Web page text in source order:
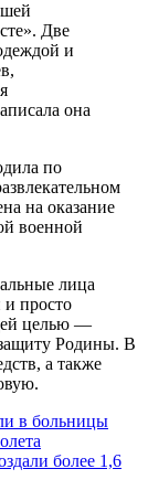
Две
и
она
по
на оказание
военной
лица
и просто
целью —
Родины. В
а также
в больницы
более 1,6